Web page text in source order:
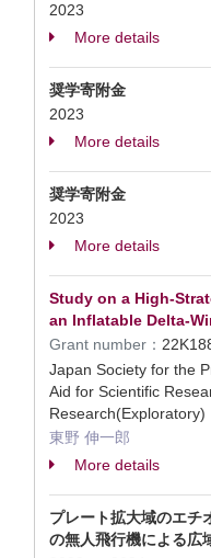
2023
More details
奨学寄附金
2023
More details
奨学寄附金
2023
More details
Study on a High-
an Inflatable Delta-
Grant number：
Japan Society for the
Aid for Scientific
Research(Exploratory)
東野 伸一郎
More details
プレート拡大域のエチ
の無人飛行機による広